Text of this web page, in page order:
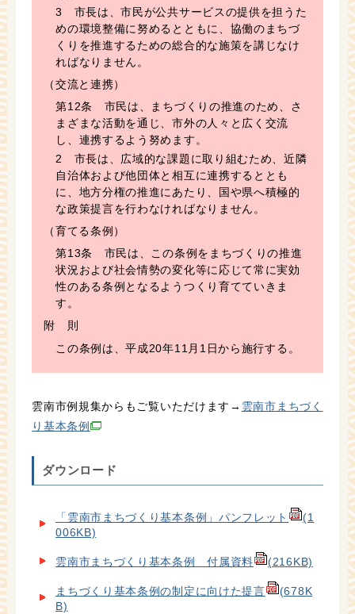
3 市長は、市民が公共サービスの提供を担うた
めの環境整備に努めるとともに、協働のまちづ
くりを推進するための総合的な施策を講じなけ
ればなりません。
（交流と連携）
第12条 市民は、まちづくりの推進のため、さ
まざまな活動を通じ、市外の人々と広く交流
し、連携するよう努めます。
2 市長は、広域的な課題に取り組むため、近隣
自治体および他団体と相互に連携するととも
に、地方分権の推進にあたり、国や県へ積極的
な政策提言を行わなければなりません。
（育てる条例）
第13条 市民は、この条例をまちづくりの推進
状況および社会情勢の変化等に応じて常に実効
性のある条例となるようつくり育てていきま
す。
附 則
この条例は、平成20年11月1日から施行する。
雲南市例規集からもご覧いただけます→ 雲南市まちづく
り基本条例
ダウンロード
「雲南市まちづくり基本条例」パンフレット
(1
006KB)
雲南市まちづくり基本条例 付属資料 (216KB)
まちづくり基本条例の制定に向けた提言
(678K
B)